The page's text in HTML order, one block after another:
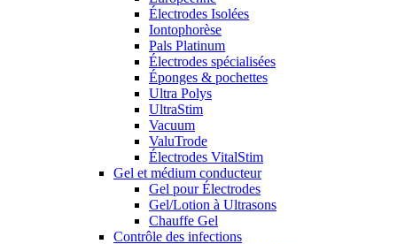
Électrodes Isolées
Iontophorèse
Pals Platinum
Électrodes spécialisées
Éponges & pochettes
Ultra Polys
UltraStim
Vacuum
ValuTrode
Électrodes VitalStim
Gel et médium conducteur
Gel pour Électrodes
Gel/Lotion à Ultrasons
Chauffe Gel
Contrôle des infections